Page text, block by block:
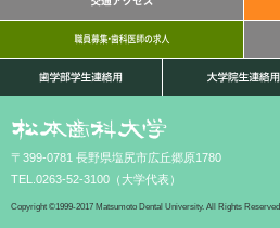
〒399-0781 長野県塩尻市広丘郷原1780
TEL.0263-52-3100（大学代表）
Copyright ©1999-2017 Matsumoto Dental University. All Rights Reserved